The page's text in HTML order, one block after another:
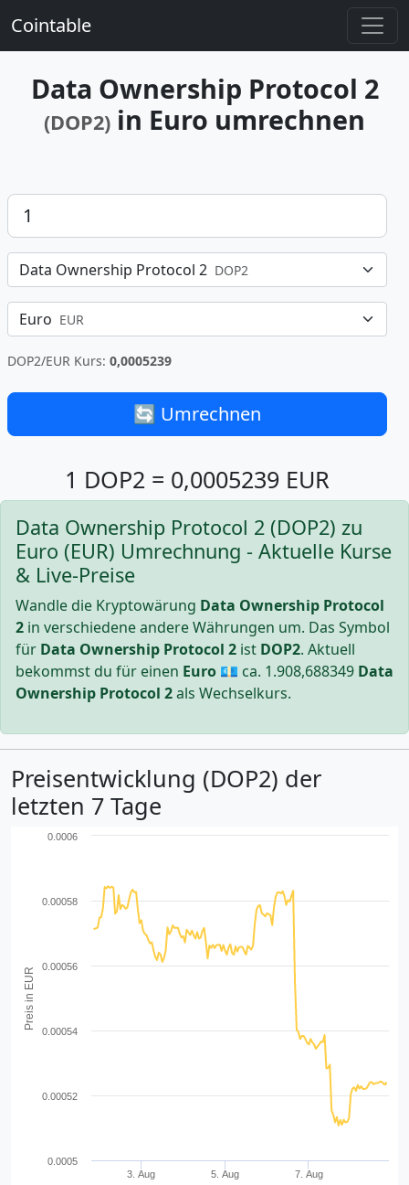
Cointable
Data Ownership Protocol 2
(DOP2) in Euro umrechnen
Betrag
Data Ownership Protocol 2 DOP2
Euro EUR
DOP2/EUR Kurs: 0,0005239
🔄 Umrechnen
1 DOP2 = 0,0005239 EUR
Data Ownership Protocol 2 (DOP2) zu
Euro (EUR) Umrechnung - Aktuelle Kurse
& Live-Preise
Wandle die Kryptowärung Data Ownership Protocol
2 in verschiedene andere Währungen um. Das Symbol
für Data Ownership Protocol 2 ist DOP2. Aktuell
bekommst du für einen Euro 💶 ca. 1.908,688349 Data
Ownership Protocol 2als Wechselkurs.
Preisentwicklung (DOP2) der
letzten 7 Tage
Preis in EUR
3. Aug 5. Aug 7. Aug
0.0005
0.00052
0.00054
0.00056
0.00058
0.0006